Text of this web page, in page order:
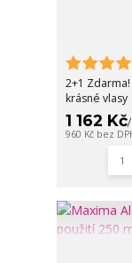
2+1
krásné vlasy
1 162 Kč/
960 Kč bez